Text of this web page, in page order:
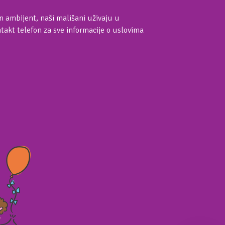
ambijent, naši mališani uživaju u
telefon za sve informacije o uslovima